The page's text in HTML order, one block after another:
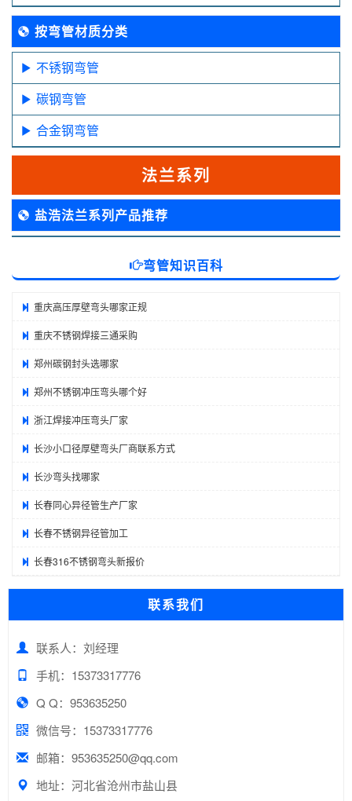
按弯管材质分类
不锈钢弯管
碳钢弯管
合金钢弯管
法兰系列
盐浩法兰系列产品推荐
弯管知识百科
重庆高压厚壁弯头哪家正规
重庆不锈钢焊接三通采购
郑州碳钢封头选哪家
郑州不锈钢冲压弯头哪个好
浙江焊接冲压弯头厂家
长沙小口径厚壁弯头厂商联系方式
长沙弯头找哪家
长春同心异径管生产厂家
长春不锈钢异径管加工
长春316不锈钢弯头新报价
联系我们
联系人：刘经理
手机：15373317776
Q Q：953635250
微信号：15373317776
邮箱：953635250@qq.com
地址：河北省沧州市盐山县